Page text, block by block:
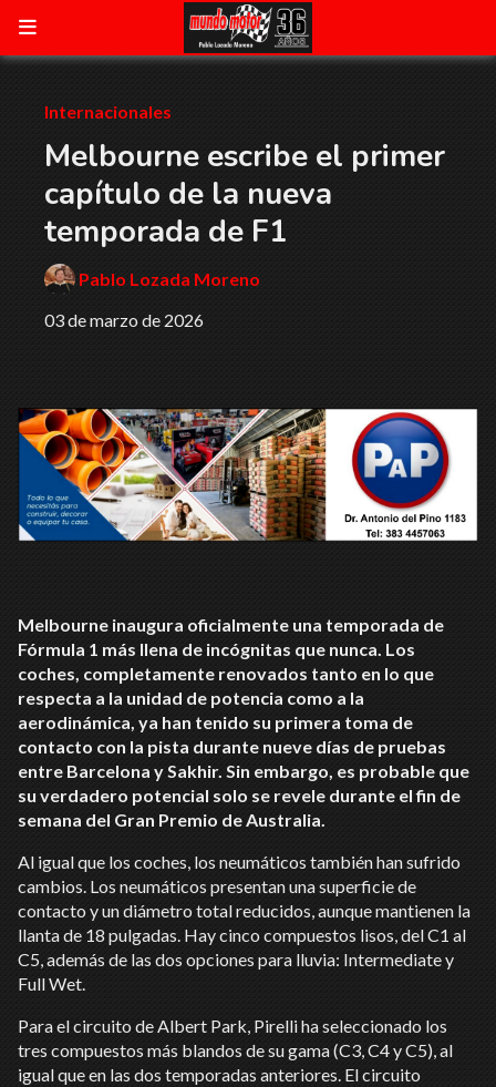
Melbourne escribe el primer
capítulo de la nueva
temporada de F1
Internacionales
03 de marzo de 2026
Pablo Lozada Moreno
Melbourne inaugura oficialmente una temporada de
Fórmula 1 más llena de incógnitas que nunca. Los
coches, completamente renovados tanto en lo que
respecta a la unidad de potencia como a la
aerodinámica, ya han tenido su primera toma de
contacto con la pista durante nueve días de pruebas
entre Barcelona y Sakhir. Sin embargo, es probable que
su verdadero potencial solo se revele durante el fin de
semana del Gran Premio de Australia.
Al igual que los coches, los neumáticos también han sufrido
cambios. Los neumáticos presentan una superficie de
contacto y un diámetro total reducidos, aunque mantienen la
llanta de 18 pulgadas. Hay cinco compuestos lisos, del C1 al
C5, además de las dos opciones para lluvia: Intermediate y
Full Wet.
Para el circuito de Albert Park, Pirelli ha seleccionado los
tres compuestos más blandos de su gama (C3, C4 y C5), al
igual que en las dos temporadas anteriores. El circuito